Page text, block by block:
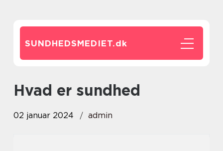
SUNDHEDSMEDIET.dk
hvad er sundhed
02 januar 2024 admin